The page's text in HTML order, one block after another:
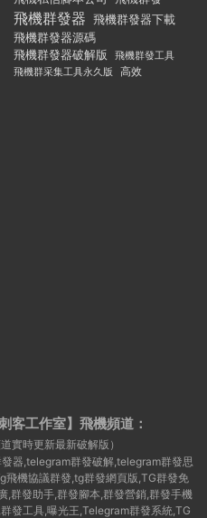
飛機群發器 飛機群發器下載
飛機群發器源碼
飛機群發器破解版
飛機群發工具
飛機群采集工具永久版
高效
客工作室】 飛機頻道：
道實時更新最新破解版）
器,telegram群發破解,telegram群發思
飛機協議群發,tg群發網頁版,TG群發免
,群發助手,群發腳本,群發營銷,群發手機
發工具,曝光王,Telegram群發系統,TG